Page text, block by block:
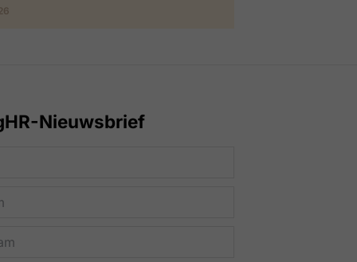
Nieuwsbrief